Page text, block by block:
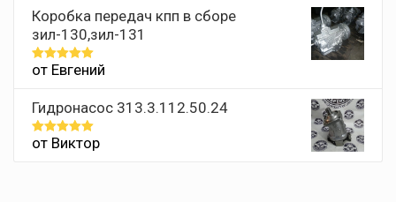
Коробка передач кпп в сборе
зил-130,зил-131
Оценка5
от Евгений
Гидронасос 313.3.112.50.24
Оценка5
от Виктор